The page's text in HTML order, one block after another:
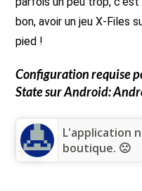
bon, avoir un jeu X-Files
pied !
Configuration requise
Statesur Android:
L'application
boutique. 🙁